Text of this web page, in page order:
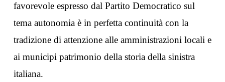
favorevole espresso dal Partito Democratico sul
tema autonomia è in perfetta continuità con la
tradizione di attenzione alle amministrazioni locali e
ai municipi patrimonio della storia della sinistra
italiana.